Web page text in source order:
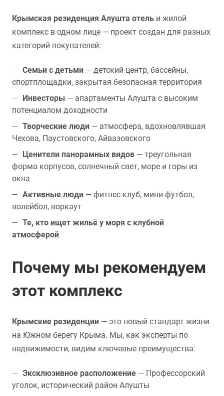
Крымская резиденция Алушта отель и жилой
комплекс в одном лице — проект создан для разных
категорий покупателей:
Семьи с детьми — детский центр, бассейны,
спортплощадки, закрытая безопасная территория
Инвесторы — апартаменты Алушта с высоким
потенциалом доходности
Творческие люди — атмосфера, вдохновлявшая
Чехова, Паустовского, Айвазовского
Ценители панорамных видов — треугольная
форма корпусов, солнечный свет, море и горы из
окна
Активные люди — фитнес-клуб, мини-футбол,
волейбол, воркаут
Те, кто ищет жильё у моря с клубной
атмосферой
Почему мы рекомендуем
этот комплекс
Крымские резиденции — это новый стандарт жизни
на Южном берегу Крыма. Мы, как эксперты по
недвижимости, видим ключевые преимущества:
Эксклюзивное расположение — Профессорский
уголок, исторический район Алушты